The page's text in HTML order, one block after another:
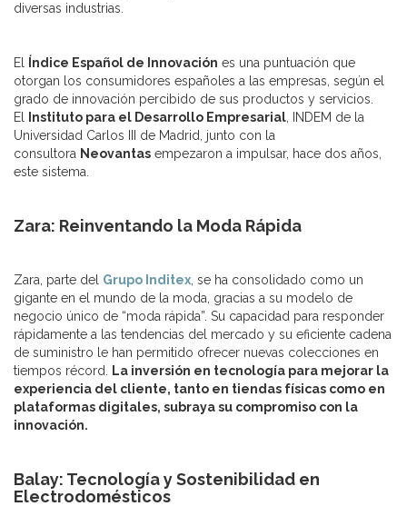
diversas industrias.
El Índice Español de Innovación es una puntuación que
otorgan los consumidores españoles a las empresas, según el
grado de innovación percibido de sus productos y servicios.
El
Instituto para el Desarrollo Empresarial , INDEM de la
Universidad Carlos III de Madrid, junto con la
consultora Neovantas empezaron a impulsar, hace dos años,
este sistema.
Zara: Reinventando la Moda Rápida
Zara, parte del Grupo Inditex , se ha consolidado como un
gigante en el mundo de la moda, gracias a su modelo de
negocio único de “moda rápida”. Su capacidad para responder
rápidamente a las tendencias del mercado y su eficiente cadena
de suministro le han permitido ofrecer nuevas colecciones en
tiempos récord.
La inversión en tecnología para mejorar la
experiencia del cliente, tanto en tiendas físicas como en
plataformas digitales, subraya su compromiso con la
innovación.
Balay: Tecnología y Sostenibilidad en
Electrodomésticos